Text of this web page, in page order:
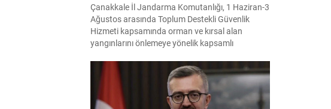
Çanakkale İl Jandarma Komutanlığı, 1 Haziran-3
Ağustos arasında Toplum Destekli Güvenlik
Hizmeti kapsamında orman ve kırsal alan
yangınlarını önlemeye yönelik kapsamlı
görev yapan 178 tim ve 742 personel, sahada
aktif olarak halkı bilinçlendirdi ve denetim
faaliyetleri gerçekleştirdi. Faaliyetler esnasında
bin 315 biçerdöver ve balya...